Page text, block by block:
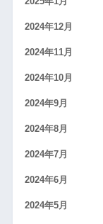
2024年12月
2024年11月
2024年10月
2024年9月
2024年8月
2024年7月
2024年6月
2024年5月